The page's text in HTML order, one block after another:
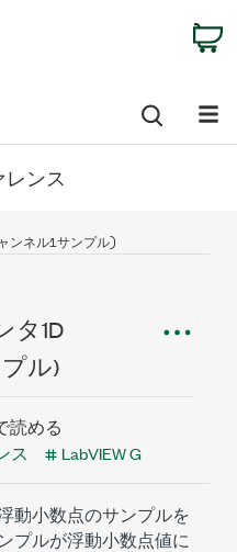
レンス
ンネル1サンプル)
タ1D
ル)
読める
ス LabVIEW G
動小数点のサンプルを
プルが浮動小数点値に